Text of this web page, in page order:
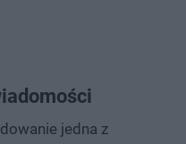
jedna z